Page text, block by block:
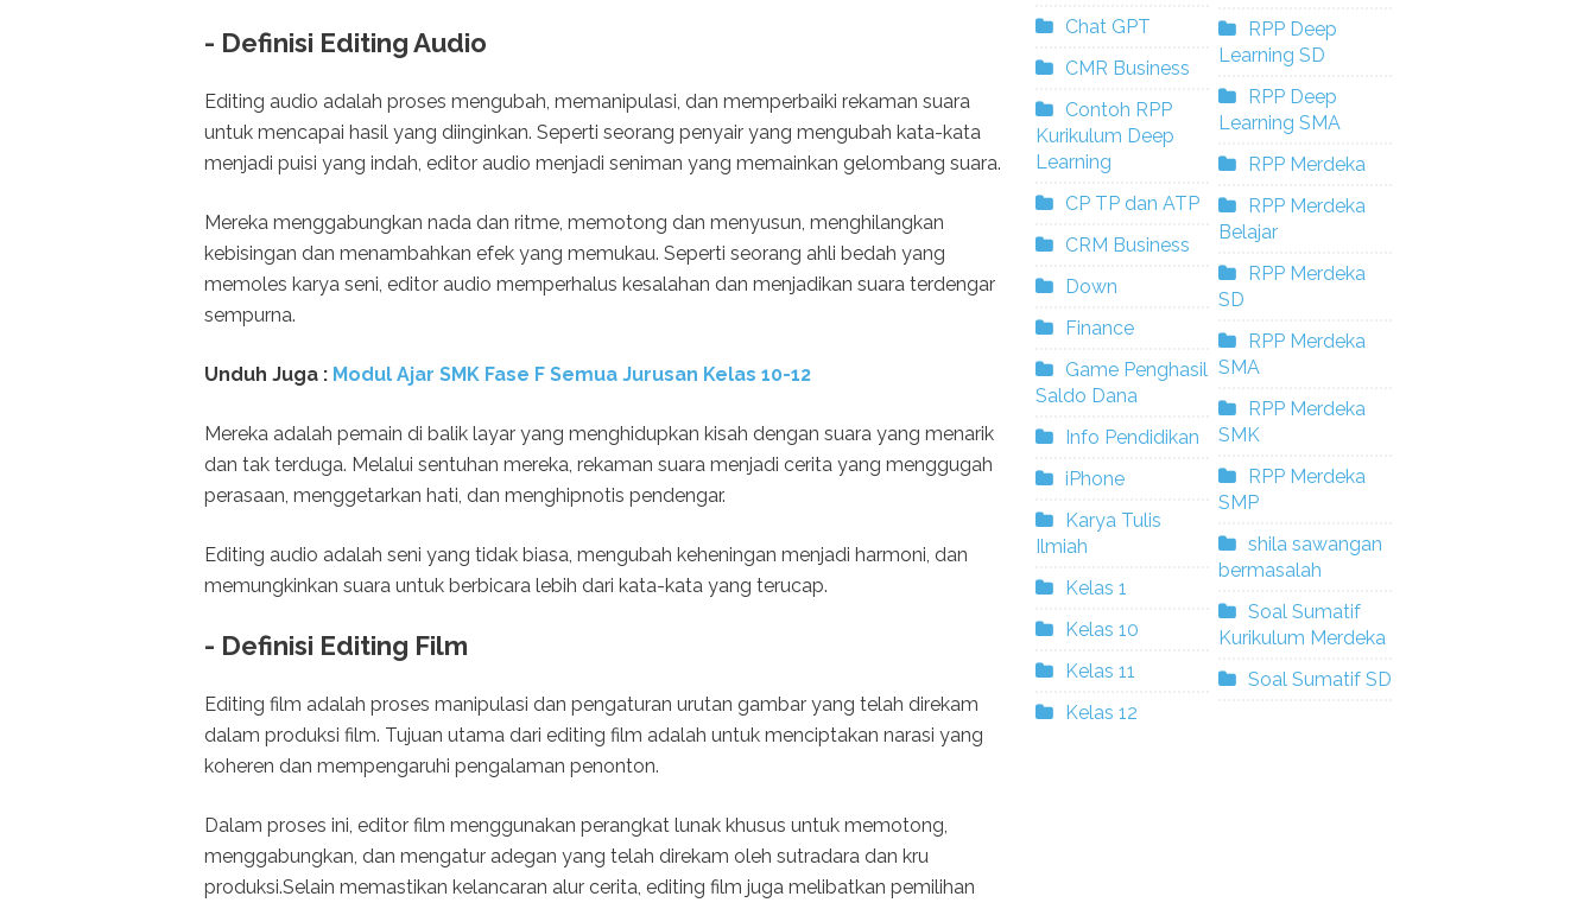
- Definisi Editing Audio
Editing audio adalah proses mengubah, memanipulasi, dan memperbaiki rekaman suara
untuk mencapai hasil yang diinginkan. Seperti seorang penyair yang mengubah kata-kata
menjadi puisi yang indah, editor audio menjadi seniman yang memainkan gelombang suara.
Mereka menggabungkan nada dan ritme, memotong dan menyusun, menghilangkan
kebisingan dan menambahkan efek yang memukau. Seperti seorang ahli bedah yang
memoles karya seni, editor audio memperhalus kesalahan dan menjadikan suara terdengar
sempurna.
Unduh Juga : Modul Ajar SMK Fase F Semua Jurusan Kelas 10-12
Mereka adalah pemain di balik layar yang menghidupkan kisah dengan suara yang menarik
dan tak terduga. Melalui sentuhan mereka, rekaman suara menjadi cerita yang menggugah
perasaan, menggetarkan hati, dan menghipnotis pendengar.
Editing audio adalah seni yang tidak biasa, mengubah keheningan menjadi harmoni, dan
memungkinkan suara untuk berbicara lebih dari kata-kata yang terucap.
- Definisi Editing Film
Editing film adalah proses manipulasi dan pengaturan urutan gambar yang telah direkam
dalam produksi film. Tujuan utama dari editing film adalah untuk menciptakan narasi yang
koheren dan mempengaruhi pengalaman penonton.
Dalam proses ini, editor film menggunakan perangkat lunak khusus untuk memotong,
menggabungkan, dan mengatur adegan yang telah direkam oleh sutradara dan kru
produksi.Selain memastikan kelancaran alur cerita, editing film juga melibatkan pemilihan
Chat GPT
CMR Business
Contoh RPP
Kurikulum Deep
Learning
CP TP dan ATP
CRM Business
Down
Finance
Game Penghasil
Saldo Dana
Info Pendidikan
iPhone
Karya Tulis
Ilmiah
Kelas 1
Kelas 10
Kelas 11
Kelas 12
RPP Deep
Learning SD
RPP Deep
Learning SMA
RPP Merdeka
RPP Merdeka
Belajar
RPP Merdeka
SD
RPP Merdeka
SMA
RPP Merdeka
SMK
RPP Merdeka
SMP
shila sawangan
bermasalah
Soal Sumatif
Kurikulum Merdeka
Soal Sumatif SD